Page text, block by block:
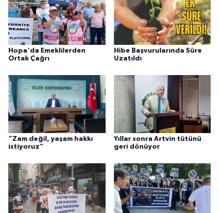
Hopa'da Emeklilerden
Ortak Çağrı
Hibe Başvurularında Süre
Uzatıldı
“Zam değil, yaşam hakkı
istiyoruz”
Yıllar sonra Artvin tütünü
geri dönüyor